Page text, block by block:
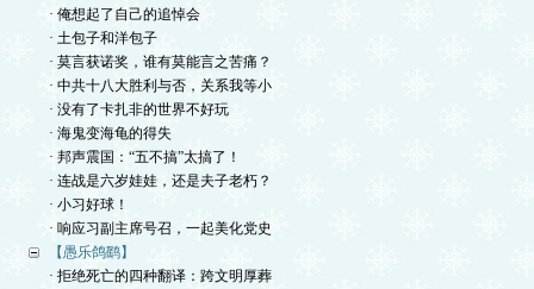
· 俺想起了自己的追悼会
· 土包子和洋包子
· 莫言获诺奖，谁有莫能言之苦痛？
· 中共十八大胜利与否，关系我等小
· 没有了卡扎非的世界不好玩
· 海鬼变海龟的得失
· 邦声震国：“五不搞”太搞了！
· 连战是六岁娃娃，还是夫子老朽？
· 小习好球！
· 响应习副主席号召，一起美化党史
【愚乐鸽鹞】
· 拒绝死亡的四种翻译：跨文明厚葬